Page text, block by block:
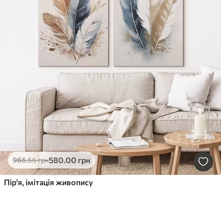
966.66грн580.00 грн
Пір'я, імітація живопису